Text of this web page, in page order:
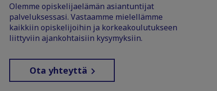
Olemme opiskelijaelämän asiantuntijat
palveluksessasi. Vastaamme mielellämme
kaikkiin opiskelijoihin ja korkeakoulutukseen
liittyviin ajankohtaisiin kysymyksiin.
Ota yhteyttä